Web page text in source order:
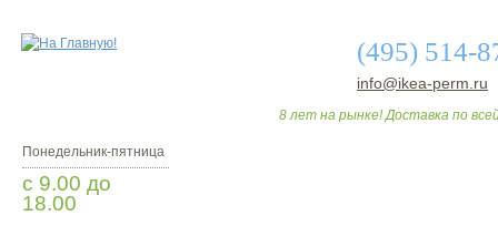
(495) 514-
info@ikea-perm.ru
8 лет на рынке! Доставка по
Понедельник-пятница
с 9.00 до
18.00